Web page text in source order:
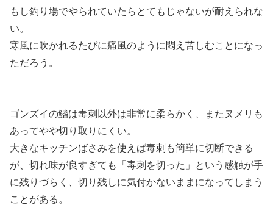
もし釣り場でやられていたらとてもじゃないが耐えられな
い。
寒風に吹かれるたびに痛風のように悶え苦しむことになっ
ただろう。
ゴンズイの鰭は毒刺以外は非常に柔らかく、またヌメリも
あってやや切り取りにくい。
大きなキッチンばさみを使えば毒刺も簡単に切断できる
が、切れ味が良すぎても「毒刺を切った」という感触が手
に残りづらく、切り残しに気付かないままになってしまう
ことがある。